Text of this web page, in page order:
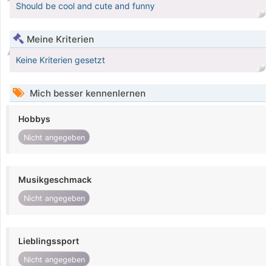
Should be cool and cute and funny
Meine Kriterien
Keine Kriterien gesetzt
Mich besser kennenlernen
Hobbys
Nicht angegeben
Musikgeschmack
Nicht angegeben
Lieblingssport
Nicht angegeben